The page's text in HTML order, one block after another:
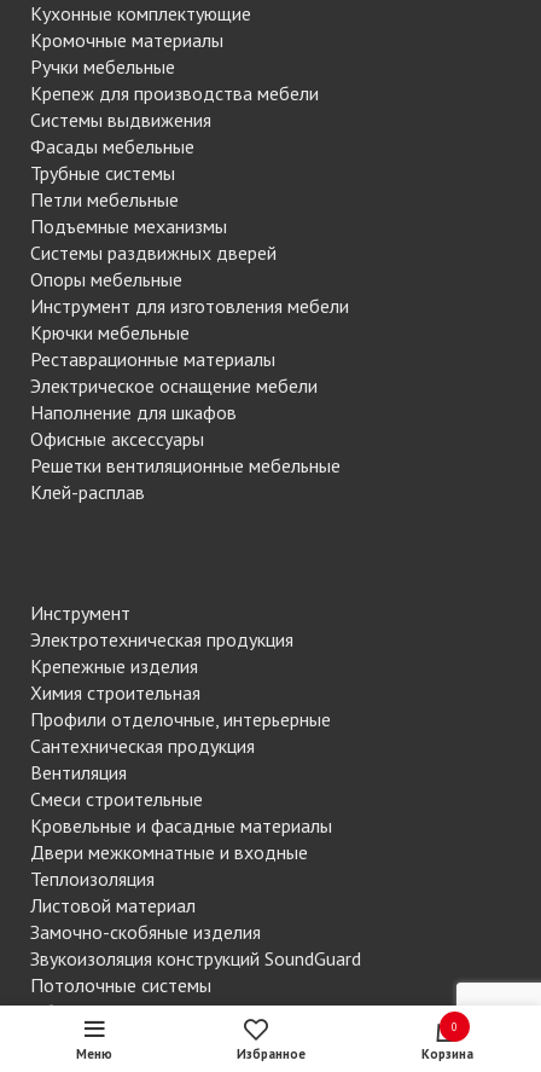
Кухонные комплектующие
Кромочные материалы
Ручки мебельные
Крепеж для производства мебели
Системы выдвижения
Фасады мебельные
Трубные системы
Петли мебельные
Подъемные механизмы
Системы раздвижных дверей
Опоры мебельные
Инструмент для изготовления мебели
Крючки мебельные
Реставрационные материалы
Электрическое оснащение мебели
Наполнение для шкафов
Офисные аксессуары
Решетки вентиляционные мебельные
Клей-расплав
Инструмент
Электротехническая продукция
Крепежные изделия
Химия строительная
Профили отделочные, интерьерные
Сантехническая продукция
Вентиляция
Смеси строительные
Кровельные и фасадные материалы
Двери межкомнатные и входные
Теплоизоляция
Листовой материал
Замочно-скобяные изделия
Звукоизоляция конструкций SoundGuard
Потолочные системы
Обои
Пиломатериалы
Напольные покрытия
Меню Избранное
0
Корзина